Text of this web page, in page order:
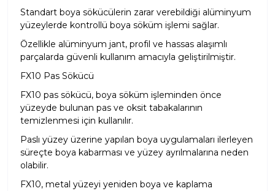
Standart boya sökücülerin zarar verebildiği alüminyum
yüzeylerde kontrollü boya söküm işlemi sağlar.
Özellikle alüminyum jant, profil ve hassas alaşımlı
parçalarda güvenli kullanım amacıyla geliştirilmiştir.
FX10 Pas Sökücü
FX10 pas sökücü, boya söküm işleminden önce
yüzeyde bulunan pas ve oksit tabakalarının
temizlenmesi için kullanılır.
Paslı yüzey üzerine yapılan boya uygulamaları ilerleyen
süreçte boya kabarması ve yüzey ayrılmalarına neden
olabilir.
FX10, metal yüzeyi yeniden boya ve kaplama